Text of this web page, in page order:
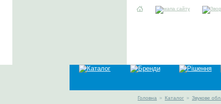
Головна » Каталог » Звукове